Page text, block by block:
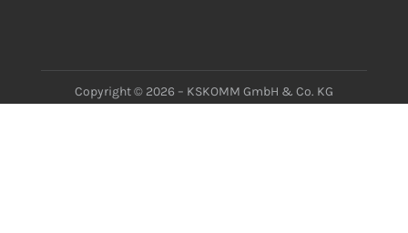
Copyright © 2026 – KSKOMM GmbH & Co. KG